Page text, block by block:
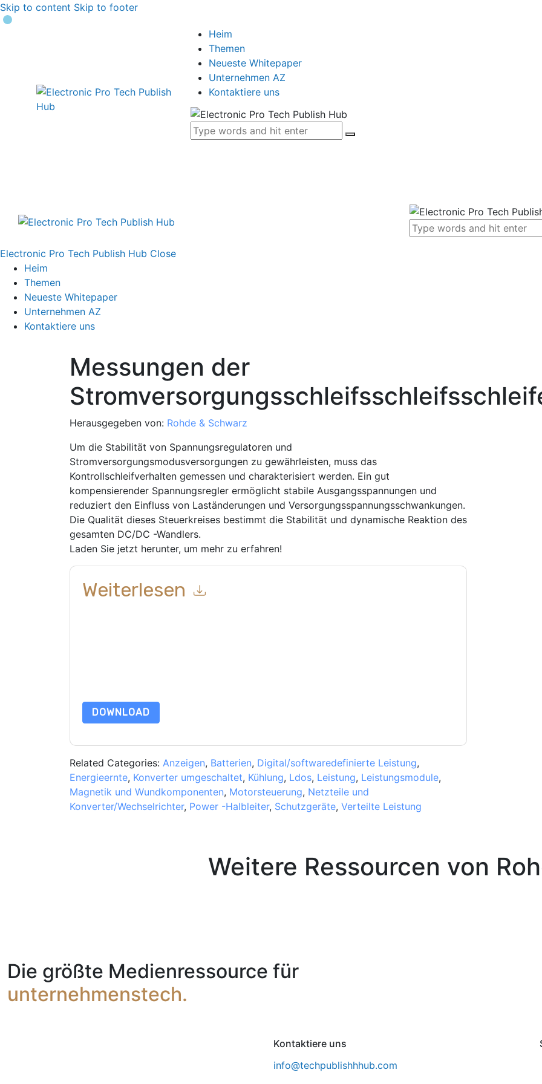
Skip to content Skip to footer
Heim
Themen
Neueste Whitepaper
Unternehmen AZ
Kontaktiere uns
Electronic Pro Tech Publish Hub Close
Heim
Themen
Neueste Whitepaper
Unternehmen AZ
Kontaktiere uns
Messungen der
Herausgegeben von: Rohde & Schwarz
Um die Stabilität von Spannungsregulatoren und
Stromversorgungsmodusversorgungen zu gewährleisten, muss das
Kontrollschleifverhalten gemessen und charakterisiert werden. Ein gut
kompensierender Spannungsregler ermöglicht stabile Ausgangsspannungen und
reduziert den Einfluss von Laständerungen und Versorgungsspannungsschwankungen.
Die Qualität dieses Steuerkreises bestimmt die Stabilität und dynamische Reaktion des
gesamten DC/DC -Wandlers.
Laden Sie jetzt herunter, um mehr zu erfahren!
Weiterlesen
DOWNLOAD
Related Categories: Anzeigen, Batterien, Digital/softwaredefinierte Leistung,
Energieernte, Konverter umgeschaltet, Kühlung, Ldos, Leistung, Leistungsmodule,
Magnetik und Wundkomponenten, Motorsteuerung, Netzteile und
Konverter/Wechselrichter, Power -Halbleiter, Schutzgeräte, Verteilte Leistung
Weitere Ressourcen von
Die größte Medienressource für
unternehmenstech.
Kontaktiere uns
info@techpublishhhub.com